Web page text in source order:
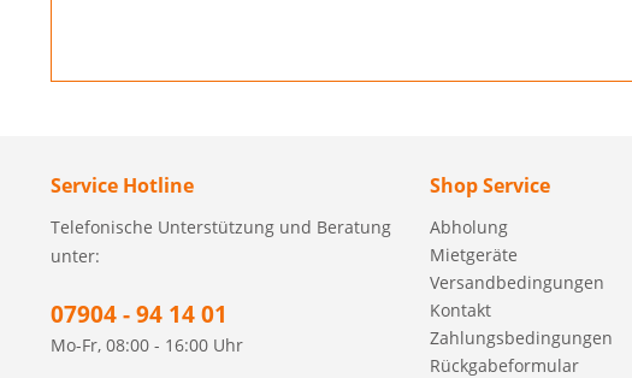
Service Hotline
Telefonische Unterstützung und Beratung
unter:
07904 - 94 14 01
Mo-Fr, 08:00 - 16:00 Uhr
Shop Service
Abholung
Mietgeräte
Versandbedingungen
Kontakt
Zahlungsbedingungen
Rückgabeformular